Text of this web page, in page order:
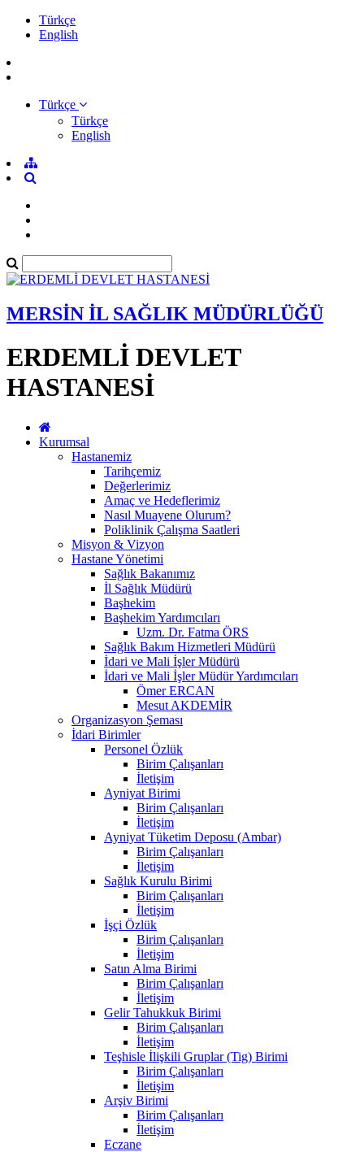
Türkçe
English
Türkçe
Türkçe
English
MERSİN İL SAĞLIK MÜDÜRLÜĞÜ
ERDEMLİ DEVLET
HASTANESİ
Kurumsal
Hastanemiz
Tarihçemiz
Değerlerimiz
Amaç ve Hedeflerimiz
Nasıl Muayene Olurum?
Poliklinik Çalışma Saatleri
Misyon & Vizyon
Hastane Yönetimi
Sağlık Bakanımız
İl Sağlık Müdürü
Başhekim
Başhekim Yardımcıları
Uzm. Dr. Fatma ÖRS
Sağlık Bakım Hizmetleri Müdürü
İdari ve Mali İşler Müdürü
İdari ve Mali İşler Müdür Yardımcıları
Ömer ERCAN
Mesut AKDEMİR
Organizasyon Şeması
İdari Birimler
Personel Özlük
Birim Çalışanları
İletişim
Ayniyat Birimi
Birim Çalışanları
İletişim
Ayniyat Tüketim Deposu (Ambar)
Birim Çalışanları
İletişim
Sağlık Kurulu Birimi
Birim Çalışanları
İletişim
İşçi Özlük
Birim Çalışanları
İletişim
Satın Alma Birimi
Birim Çalışanları
İletişim
Gelir Tahukkuk Birimi
Birim Çalışanları
İletişim
Teşhisle İlişkili Gruplar (Tig) Birimi
Birim Çalışanları
İletişim
Arşiv Birimi
Birim Çalışanları
İletişim
Eczane